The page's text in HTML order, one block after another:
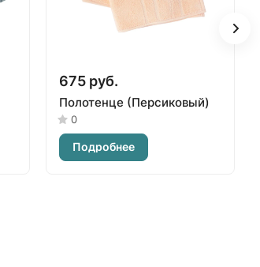
675 руб.
Полотенце (Персиковый)
0
Подробнее